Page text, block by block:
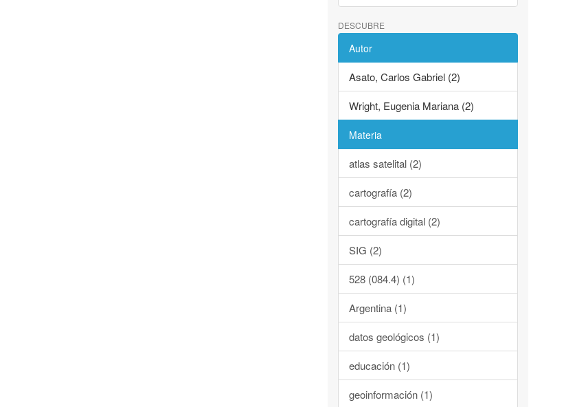
DESCUBRE
Autor
Asato, Carlos Gabriel (2)
Wright, Eugenia Mariana (2)
Materia
atlas satelital (2)
cartografía (2)
cartografía digital (2)
SIG (2)
528 (084.4) (1)
Argentina (1)
datos geológicos (1)
educación (1)
geoinformación (1)